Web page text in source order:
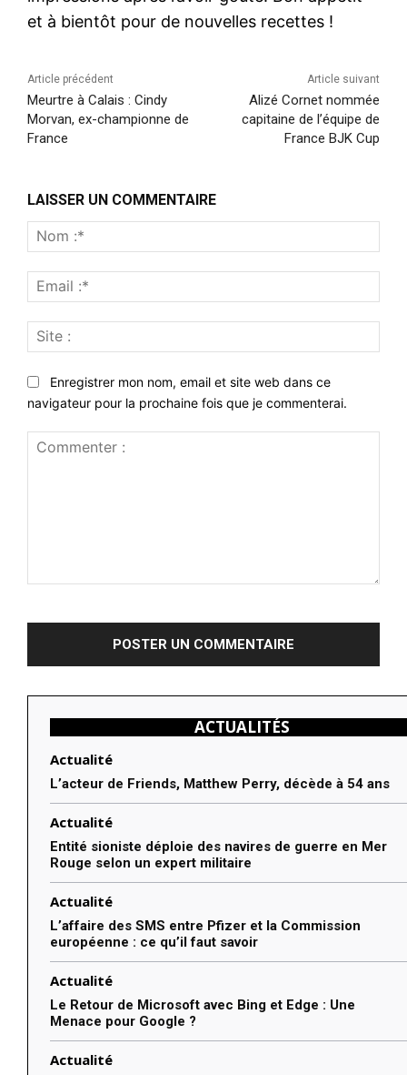
et à bientôt pour de nouvelles recettes !
Article précédent
Meurtre à Calais : Cindy
Morvan, ex-championne de
France
Article suivant
Alizé Cornet nommée
capitaine de l’équipe de
France BJK Cup
LAISSER UN COMMENTAIRE
:*
:*
:
Enregistrer mon nom, email et site web dans ce
navigateur pour la prochaine fois que je commenterai.
ACTUALITÉS
Actualité
L’acteur de Friends, Matthew Perry, décède à 54 ans
Actualité
Entité sioniste déploie des navires de guerre en Mer
Rouge selon un expert militaire
Actualité
L’affaire des SMS entre Pfizer et la Commission
européenne : ce qu’il faut savoir
Actualité
Le Retour de Microsoft avec Bing et Edge : Une
Menace pour Google ?
Actualité